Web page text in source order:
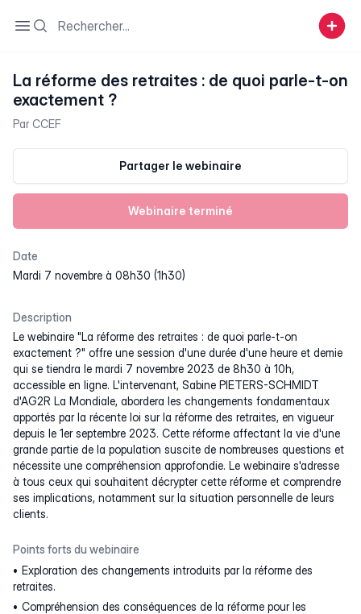
Open sidebar
Search
La réforme des retraites : de quoi parle-t-on
exactement ?
Par CCEF
Partager le webinaire
Webinaire terminé
Date
mardi 7 novembre à 08h30 (1h30)
Description
Le webinaire "La réforme des retraites : de quoi parle-t-on
exactement ?" offre une session d'une durée d'une heure et demie
qui se tiendra le mardi 7 novembre 2023 de 8h30 à 10h,
accessible en ligne. L'intervenant, Sabine PIETERS-SCHMIDT
d'AG2R La Mondiale, abordera les changements fondamentaux
apportés par la récente loi sur la réforme des retraites, en vigueur
depuis le 1er septembre 2023. Cette réforme affectant la vie d'une
grande partie de la population suscite de nombreuses questions et
nécessite une compréhension approfondie. Le webinaire s'adresse
à tous ceux qui souhaitent décrypter cette réforme et comprendre
ses implications, notamment sur la situation personnelle de leurs
clients.
Points forts du webinaire
Exploration des changements introduits par la réforme des
retraites.
Compréhension des conséquences de la réforme pour les